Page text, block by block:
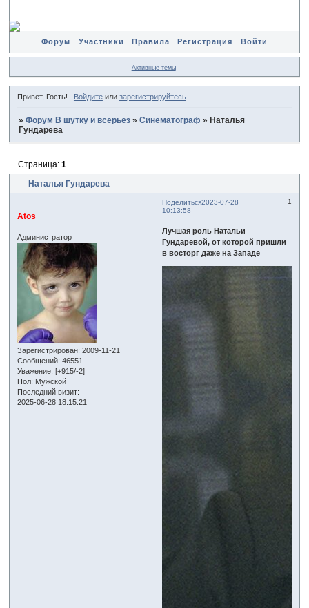
Форум Участники Правила Регистрация Войти
Активные темы
Привет, Гость! Войдитеили зарегистрируйтесь.
» Форум В шутку и всерьёз » Синематограф » Наталья
Гундарева
Наталья Гундарева
Страница: 1
Поделиться 1
2023-07-28
10:13:58
Atos
Администратор
Зарегистрирован: 2009-11-21
Сообщений: 46551
Уважение: [+915/-2]
Пол: Мужской
Последний визит:
2025-06-28 18:15:21
Лучшая роль Натальи
Гундаревой, от которой пришли
в восторг даже на Западе